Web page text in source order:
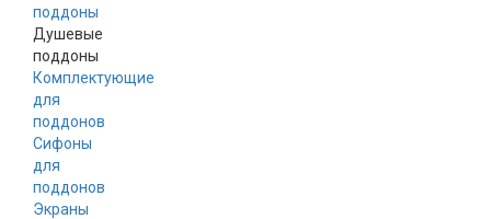
поддоны
Душевые
поддоны
Комплектующие
для
поддонов
Сифоны
для
поддонов
Экраны